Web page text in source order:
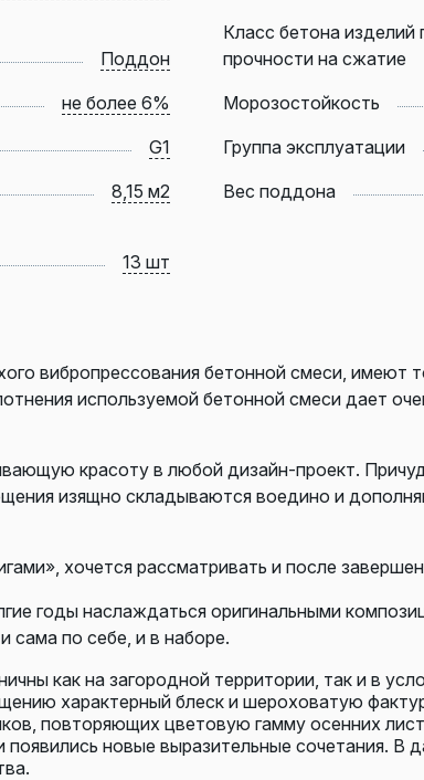
Поддон
Класс бетона изделий
прочности на сжатие
не более 6% Морозостойкость
G1 Группа эксплуатации
8,15 м2 Вес поддона
13 шт
вибропрессования бетонной смеси, имеют
используемой бетонной смеси дает
красоту в любой дизайн-проект.
изящно складываются воедино и
хочется рассматривать и после
годы наслаждаться оригинальными
сама по себе, и в наборе.
как на загородной территории, так и в
характерный блеск и шероховатую
повторяющих цветовую гамму осенних
новые выразительные сочетания.